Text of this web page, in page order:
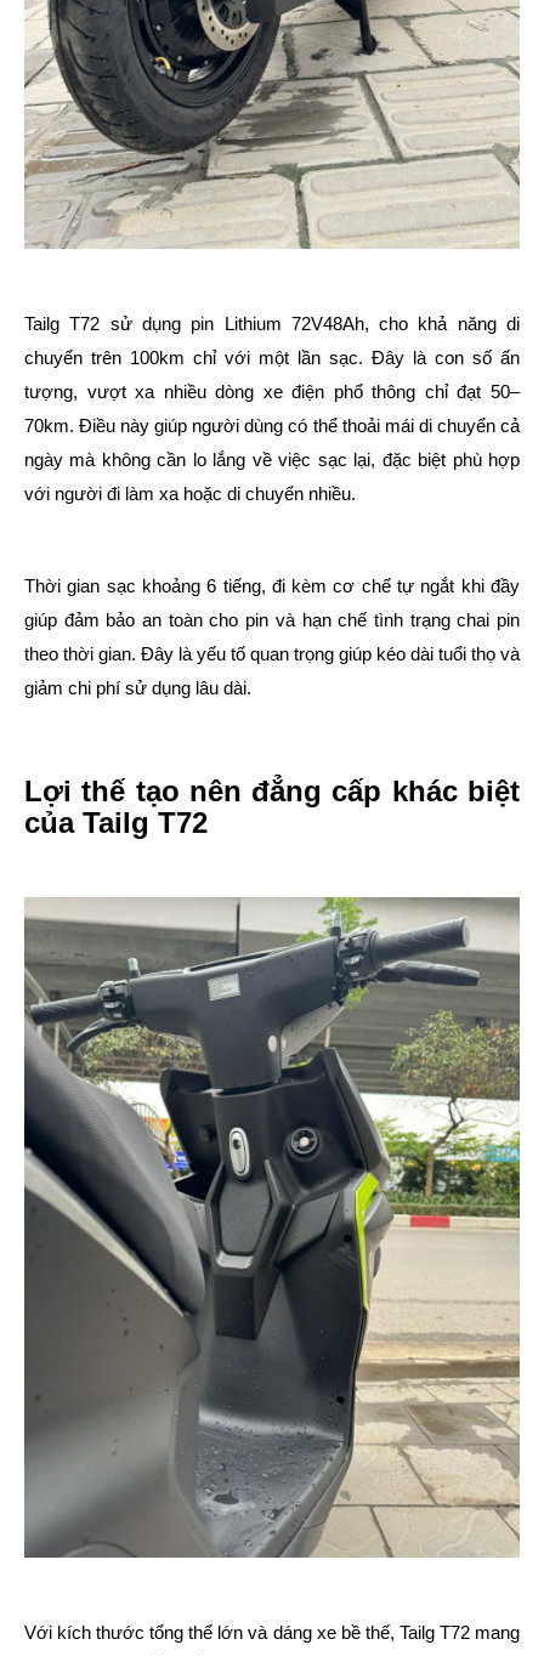
Tailg T72 sử dụng pin Lithium 72V48Ah, cho khả năng di
chuyển trên 100km chỉ với một lần sạc. Đây là con số ấn
tượng, vượt xa nhiều dòng xe điện phổ thông chỉ đạt 50–
70km. Điều này giúp người dùng có thể thoải mái di chuyển cả
ngày mà không cần lo lắng về việc sạc lại, đặc biệt phù hợp
với người đi làm xa hoặc di chuyển nhiều.
Thời gian sạc khoảng 6 tiếng, đi kèm cơ chế tự ngắt khi đầy
giúp đảm bảo an toàn cho pin và hạn chế tình trạng chai pin
theo thời gian. Đây là yếu tố quan trọng giúp kéo dài tuổi thọ và
giảm chi phí sử dụng lâu dài.
Lợi thế tạo nên đẳng cấp khác biệt
của Tailg T72
Với kích thước tổng thể lớn và dáng xe bề thế, Tailg T72 mang